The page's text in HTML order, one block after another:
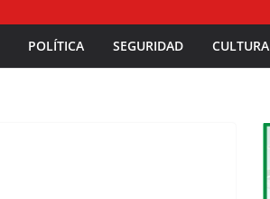
POLÍTICA SEGURIDAD CULTURA